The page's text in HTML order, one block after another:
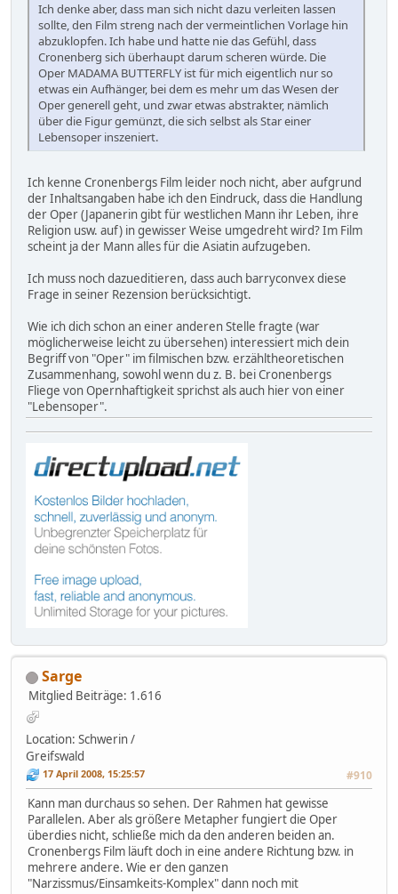
Ich denke aber, dass man sich nicht dazu verleiten lassen
sollte, den Film streng nach der vermeintlichen Vorlage hin
abzuklopfen. Ich habe und hatte nie das Gefühl, dass
Cronenberg sich überhaupt darum scheren würde. Die
Oper MADAMA BUTTERFLY ist für mich eigentlich nur so
etwas ein Aufhänger, bei dem es mehr um das Wesen der
Oper generell geht, und zwar etwas abstrakter, nämlich
über die Figur gemünzt, die sich selbst als Star einer
Lebensoper inszeniert.
Ich kenne Cronenbergs Film leider noch nicht, aber aufgrund
der Inhaltsangaben habe ich den Eindruck, dass die Handlung
der Oper (Japanerin gibt für westlichen Mann ihr Leben, ihre
Religion usw. auf) in gewisser Weise umgedreht wird? Im Film
scheint ja der Mann alles für die Asiatin aufzugeben.
Ich muss noch dazueditieren, dass auch barryconvex diese
Frage in seiner Rezension berücksichtigt.
Wie ich dich schon an einer anderen Stelle fragte (war
möglicherweise leicht zu übersehen) interessiert mich dein
Begriff von "Oper" im filmischen bzw. erzähltheoretischen
Zusammenhang, sowohl wenn du z. B. bei Cronenbergs
Fliege von Opernhaftigkeit sprichst als auch hier von einer
"Lebensoper".
Sarge
Mitglied Beiträge: 1.616
Location: Schwerin /
Greifswald
17 April 2008, 15:25:57 #910
Kann man durchaus so sehen. Der Rahmen hat gewisse
Parallelen. Aber als größere Metapher fungiert die Oper
überdies nicht, schließe mich da den anderen beiden an.
Cronenbergs Film läuft doch in eine andere Richtung bzw. in
mehrere andere. Wie er den ganzen
"Narzissmus/Einsamkeits-Komplex" dann noch mit